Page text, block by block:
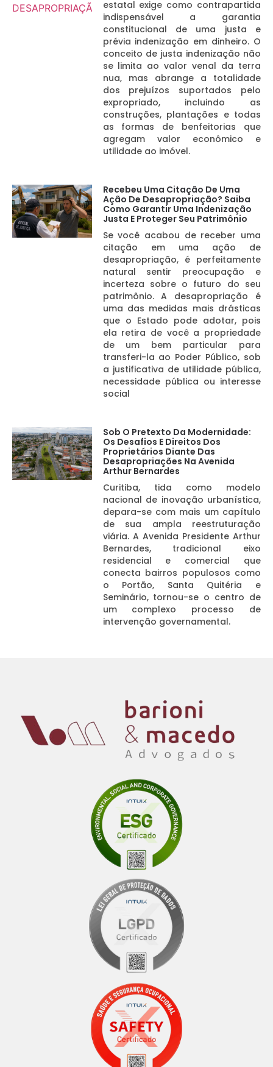
estatal exige como contrapartida
indispensável a garantia
constitucional de uma justa e
prévia indenização em dinheiro. O
conceito de justa indenização não
se limita ao valor venal da terra
nua, mas abrange a totalidade
dos prejuízos suportados pelo
expropriado, incluindo as
construções, plantações e todas
as formas de benfeitorias que
agregam valor econômico e
utilidade ao imóvel.
Recebeu Uma Citação De Uma
Ação De Desapropriação? Saiba
Como Garantir Uma Indenização
Justa E Proteger Seu Patrimônio
Se você acabou de receber uma
citação em uma ação de
desapropriação, é perfeitamente
natural sentir preocupação e
incerteza sobre o futuro do seu
patrimônio. A desapropriação é
uma das medidas mais drásticas
que o Estado pode adotar, pois
ela retira de você a propriedade
de um bem particular para
transferi-la ao Poder Público, sob
a justificativa de utilidade pública,
necessidade pública ou interesse
social
Sob O Pretexto Da Modernidade:
Os Desafios E Direitos Dos
Proprietários Diante Das
Desapropriações Na Avenida
Arthur Bernardes
Curitiba, tida como modelo
nacional de inovação urbanística,
depara-se com mais um capítulo
de sua ampla reestruturação
viária. A Avenida Presidente Arthur
Bernardes, tradicional eixo
residencial e comercial que
conecta bairros populosos como
o Portão, Santa Quitéria e
Seminário, tornou-se o centro de
um complexo processo de
intervenção governamental.